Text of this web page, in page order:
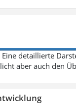
detaillierte
aber auch den